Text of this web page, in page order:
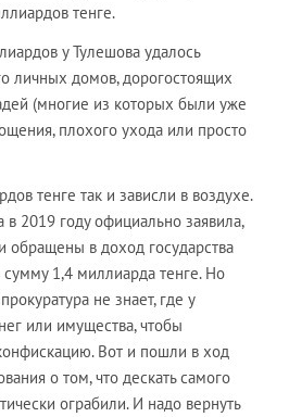
тенге.
у Тулешова удалось
личных домов, дорогостоящих
(многие из которых были уже
плохого ухода или просто
тенге так и зависли в воздухе.
2019 году официально заявила,
обращены в доход государства
1,4 миллиарда тенге. Но
не знает, где у
или имущества, чтобы
Вот и пошли в ход
о том, что дескать самого
ограбили. И надо вернуть